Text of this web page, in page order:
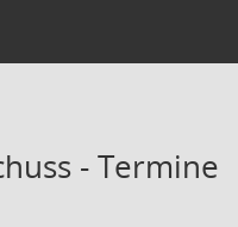
- Termine